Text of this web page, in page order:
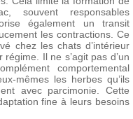
souvent responsables
également un transit
les contractions. Ce
chez les chats d’intérieur
Il ne s’agit pas d’un
comportemental
mêmes les herbes qu’ils
avec parcimonie. Cette
fine à leurs besoins